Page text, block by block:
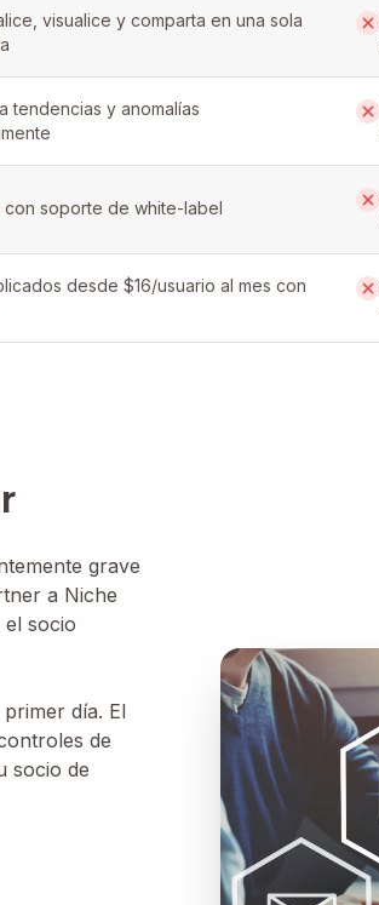
visualice y comparta en una sola
tendencias y anomalías
con soporte de white-label
desde $16/usuario al mes con
grave
a Niche
socio
día. El
de
socio de